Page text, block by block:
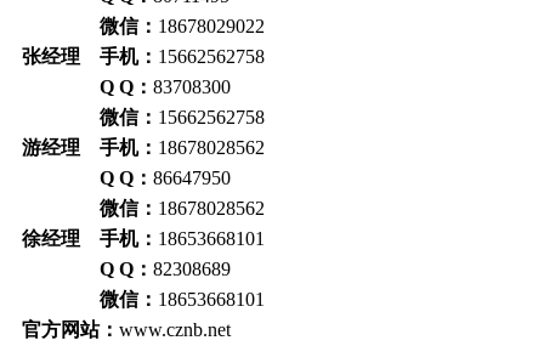
微信： 18678029022
张经理 手机： 15662562758
Q Q： 83708300
微信： 15662562758
游经理 手机： 18678028562
Q Q： 86647950
微信： 18678028562
徐经理 手机： 18653668101
Q Q： 82308689
微信： 18653668101
官方网站： www.cznb.net